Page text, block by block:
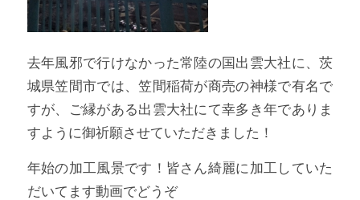
去年風邪で行けなかった常陸の国出雲大社に、茨
城県笠間市では、笠間稲荷が商売の神様で有名で
すが、ご縁がある出雲大社にて幸多き年でありま
すように御祈願させていただきました！
年始の加工風景です！皆さん綺麗に加工していた
だいてます動画でどうぞ